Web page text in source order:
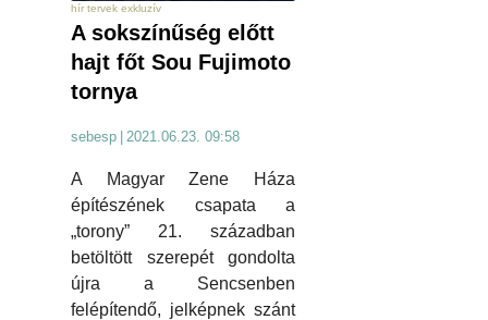
hír tervek exkluzív
A sokszínűség előtt
hajt főt Sou Fujimoto
tornya
sebesp 2021.06.23. 09:58
A Magyar Zene Háza
építészének csapata a
„torony” 21. században
betöltött szerepét gondolta
újra a Sencsenben
felépítendő, jelképnek szánt